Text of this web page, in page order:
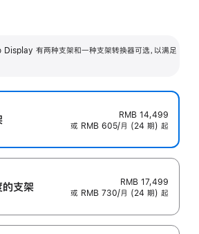
有两种支架和一种支架转换器可选，以满足
RMB 14,499
或 RMB 605/月 (24 期) 起
的支‍架
RMB 17,499
或 RMB 730/月 (24 期) 起